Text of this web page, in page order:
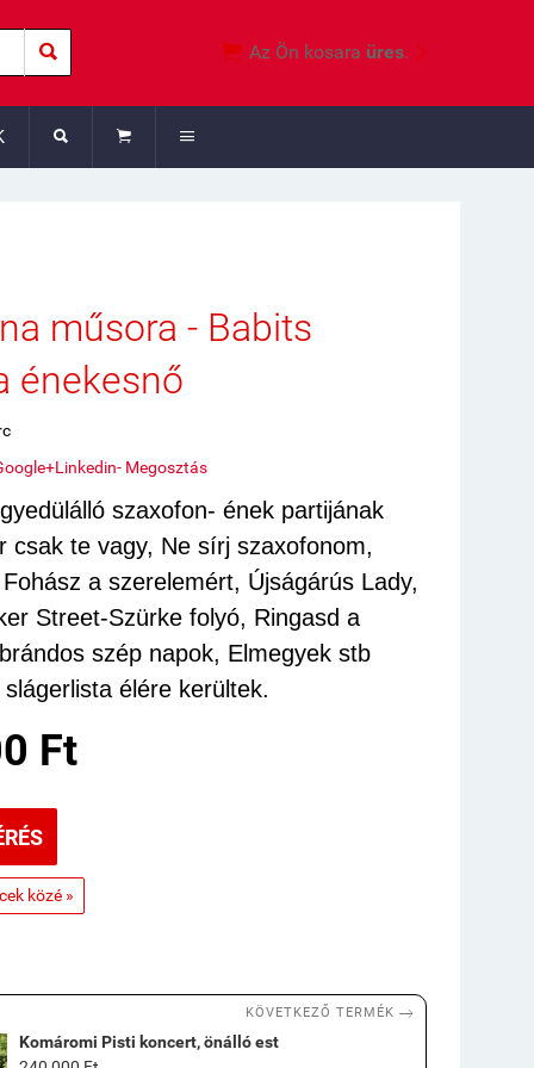
  Az Ön kosara üres. 
  
műsora - Babits
énekesnő
Linkedin- Megosztás
szaxofon- ének partijának
csak te vagy, Ne sírj szaxofonom,
a szerelemért, Újságárús Lady,
Street-Szürke folyó, Ringasd a
szép napok, Elmegyek stb
élére kerültek.
Ft
közé »
KÖVETKEZŐ TERMÉK 
Komáromi Pisti koncert, önálló est